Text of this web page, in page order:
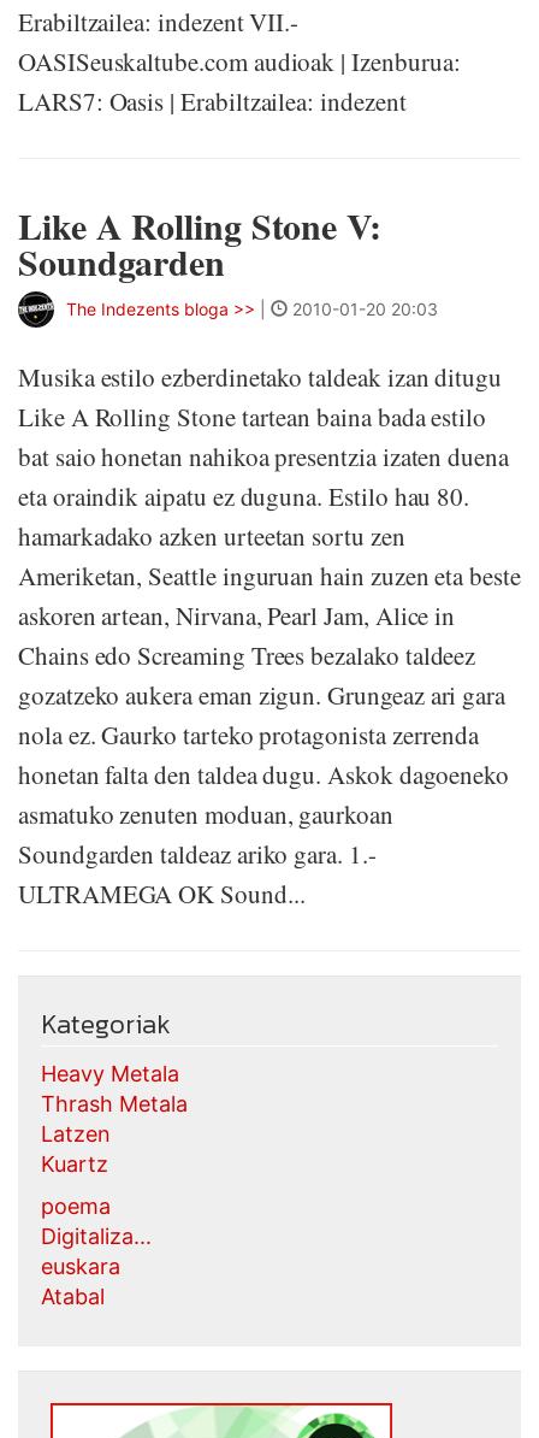
Erabiltzailea: indezent VII.-
OASISeuskaltube.com audioak | Izenburua:
LARS7: Oasis | Erabiltzailea: indezent
Like A Rolling Stone V:
Soundgarden
The Indezents bloga >> 2010-01-20 20:03
Musika estilo ezberdinetako taldeak izan ditugu
Like A Rolling Stone tartean baina bada estilo
bat saio honetan nahikoa presentzia izaten duena
eta oraindik aipatu ez duguna. Estilo hau 80.
hamarkadako azken urteetan sortu zen
Ameriketan, Seattle inguruan hain zuzen eta beste
askoren artean, Nirvana, Pearl Jam, Alice in
Chains edo Screaming Trees bezalako taldeez
gozatzeko aukera eman zigun. Grungeaz ari gara
nola ez. Gaurko tarteko protagonista zerrenda
honetan falta den taldea dugu. Askok dagoeneko
asmatuko zenuten moduan, gaurkoan
Soundgarden taldeaz ariko gara. 1.-
ULTRAMEGA OK Sound...
Kategoriak
Heavy Metala
Thrash Metala
Latzen
Kuartz
poema
Digitaliza...
euskara
Atabal